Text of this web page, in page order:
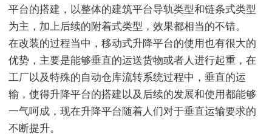
平台的搭建，以整体的建筑平台导轨类型和链条式类型
为主，加上后续的附着式类型，效果都相当的不错。
在改装的过程当中，移动式升降平台的使用也有很大的
优势，主要是能够垂直的运送货物或者人进行起重，在
工厂以及特殊的自动仓库流转系统过程中，垂直的运
输，使得升降平台的搭建以及后续的发展和使用都能够
一气呵成，现在升降平台随着人们对于垂直运输要求的
不断提升。